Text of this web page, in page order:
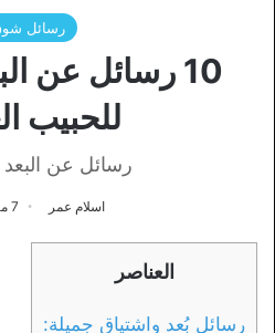
رسائل
10 رسائل عن
للحبيب
رسائل عن البعد
اسلام عمر 7 مارس، 2021
العناصر
رسائل بُعد واشتياق جميلة: